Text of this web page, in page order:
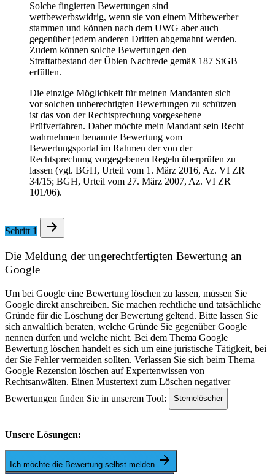
Solche fingierten Bewertungen sind
wettbewerbswidrig, wenn sie von einem Mitbewerber
stammen und können nach dem UWG aber auch
gegenüber jedem anderen Dritten abgemahnt werden.
Zudem können solche Bewertungen den
Straftatbestand der Üblen Nachrede gemäß 187 StGB
erfüllen.
Die einzige Möglichkeit für meinen Mandanten sich
vor solchen unberechtigten Bewertungen zu schützen
ist das von der Rechtsprechung vorgesehene
Prüfverfahren. Daher möchte mein Mandant sein Recht
wahrnehmen benannte Bewertung vom
Bewertungsportal im Rahmen der von der
Rechtsprechung vorgegebenen Regeln überprüfen zu
lassen (vgl. BGH, Urteil vom 1. März 2016, Az. VI ZR
34/15; BGH, Urteil vom 27. März 2007, Az. VI ZR
101/06).
Schritt 1
Die Meldung der ungerechtfertigten Bewertung an
Google
Um bei Google eine Bewertung löschen zu lassen, müssen Sie
Google direkt anschreiben. Sie machen rechtliche und tatsächliche
Gründe für die Löschung der Bewertung geltend. Bitte lassen Sie
sich anwaltlich beraten, welche Gründe Sie gegenüber Google
nennen dürfen und welche nicht. Bei dem Thema Google
Bewertung löschen handelt es sich um eine juristische Tätigkeit, bei
der Sie Fehler vermeiden sollten. Verlassen Sie sich beim Thema
Google Rezension löschen auf Expertenwissen von
Rechtsanwälten. Einen Mustertext zum Löschen negativer
Bewertungen finden Sie in unserem Tool:
Sternelöscher
Unsere Lösungen:
Ich möchte die Bewertung selbst melden